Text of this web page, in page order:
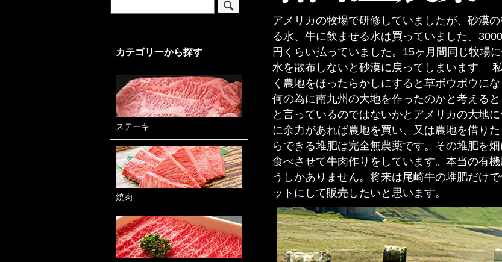
アメリカの牧場で研修していましたが、砂漠
る水、牛に飲ませる水は買っていました。
円くらい払っていました。15ヶ月間同じ牧場
水を散布しないと砂漠に戻ってしまいます。
く農地をほったらかしにすると草ボウボウに
何の為に南九州の大地を作ったのかと考える
と言っているのではないかとアメリカの大地
に余力があれば農地を買い、又は農地を借り
らできる堆肥は完全無農薬です。その堆肥を
食べさせて牛肉作りをしています。本当の有
うしかありません。将来は尾崎牛の堆肥だけ
ットにして販売したいと思います。
カテゴリーから探す
ステーキ
焼肉